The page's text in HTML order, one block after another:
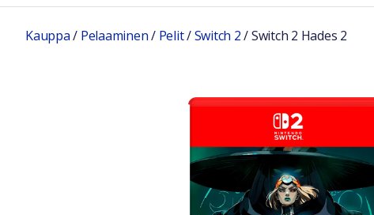
Kauppa/ Pelaaminen/ Pelit/Switch 2/Switch 2 Hades 2